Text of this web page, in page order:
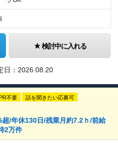
検討中に入れる
日： 2026.08.20
不要 話を聞きたい応募可
/年休130日/残業月約7.2ｈ/前給
2万件